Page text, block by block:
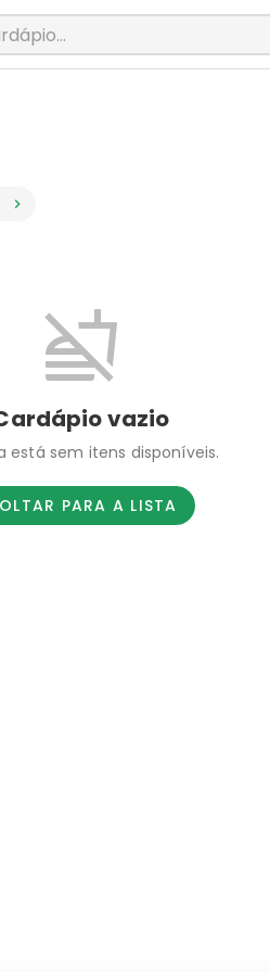
· Pediu, chegou, é
vazio
está sem itens disponíveis.
PARA A LISTA